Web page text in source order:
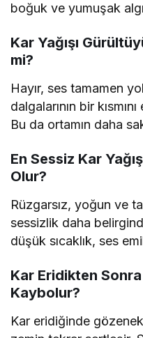
boğuk ve yumuşak
Kar Yağışı
mi?
Hayır, ses tamamen
dalgalarının bir
Bu da ortamın daha
En Sessiz Kar
Olur?
Rüzgarsız, yoğun ve
sessizlik daha
düşük sıcaklık, ses
Kar Eridikten
Kaybolur?
Kar eridiğinde